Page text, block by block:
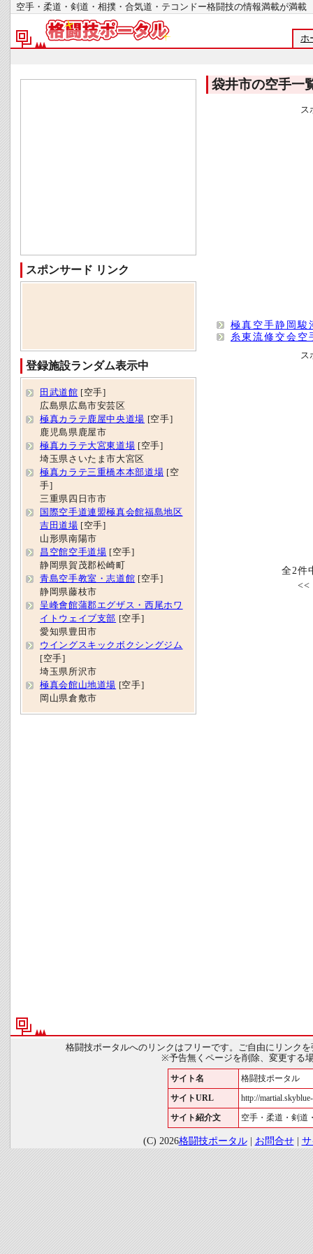
空手・柔道・剣道・相撲・合気道・テコンドー格闘技の情報満載が
ホ
袋井市の空手一
ス
極真空手静岡駿
糸東流修交会空
ス
全2件
<<
スポンサード リンク
登録施設ランダム表示中
田武道館 [空手]
広島県広島市安芸区
極真カラテ鹿屋中央道場 [空手]
鹿児島県鹿屋市
極真カラテ大宮東道場 [空手]
埼玉県さいたま市大宮区
極真カラテ三重橋本本部道場 [空
手]
三重県四日市市
国際空手道連盟極真会館福島地区
吉田道場 [空手]
山形県南陽市
昌空館空手道場 [空手]
静岡県賀茂郡松崎町
青島空手教室・志道館 [空手]
静岡県藤枝市
呈峰會館蒲郡エグザス・西尾ホワ
イトウェイブ支部 [空手]
愛知県豊田市
ウイングスキックボクシングジム
[空手]
埼玉県所沢市
極真会館山地道場 [空手]
岡山県倉敷市
格闘技ポータルへのリンクはフリーです。ご自由にリンク
※予告無くページを削除、変更する
サイト名 格闘技ポータル
サイトURL http://
サイト紹介文 空手・柔道・剣道
(C) 2026格闘技ポータル| お問合せ|